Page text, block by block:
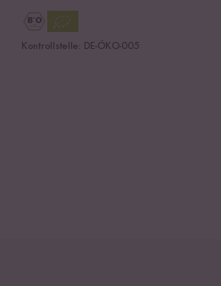
Kontrollstelle: DE-ÖKO-005